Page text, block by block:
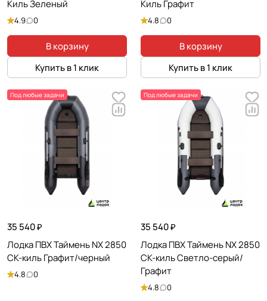
Киль Зеленый
4.9 0
В корзину
Купить в 1 клик
Киль Графит
4.8 0
В корзину
Купить в 1 клик
Под любые задачи
35 540 ₽
Лодка ПВХ Таймень NX 2850
СК-киль Графит/черный
4.8 0
Под любые задачи
35 540 ₽
Лодка ПВХ Таймень NX 2850
СК-киль Светло-серый/
Графит
4.8 0